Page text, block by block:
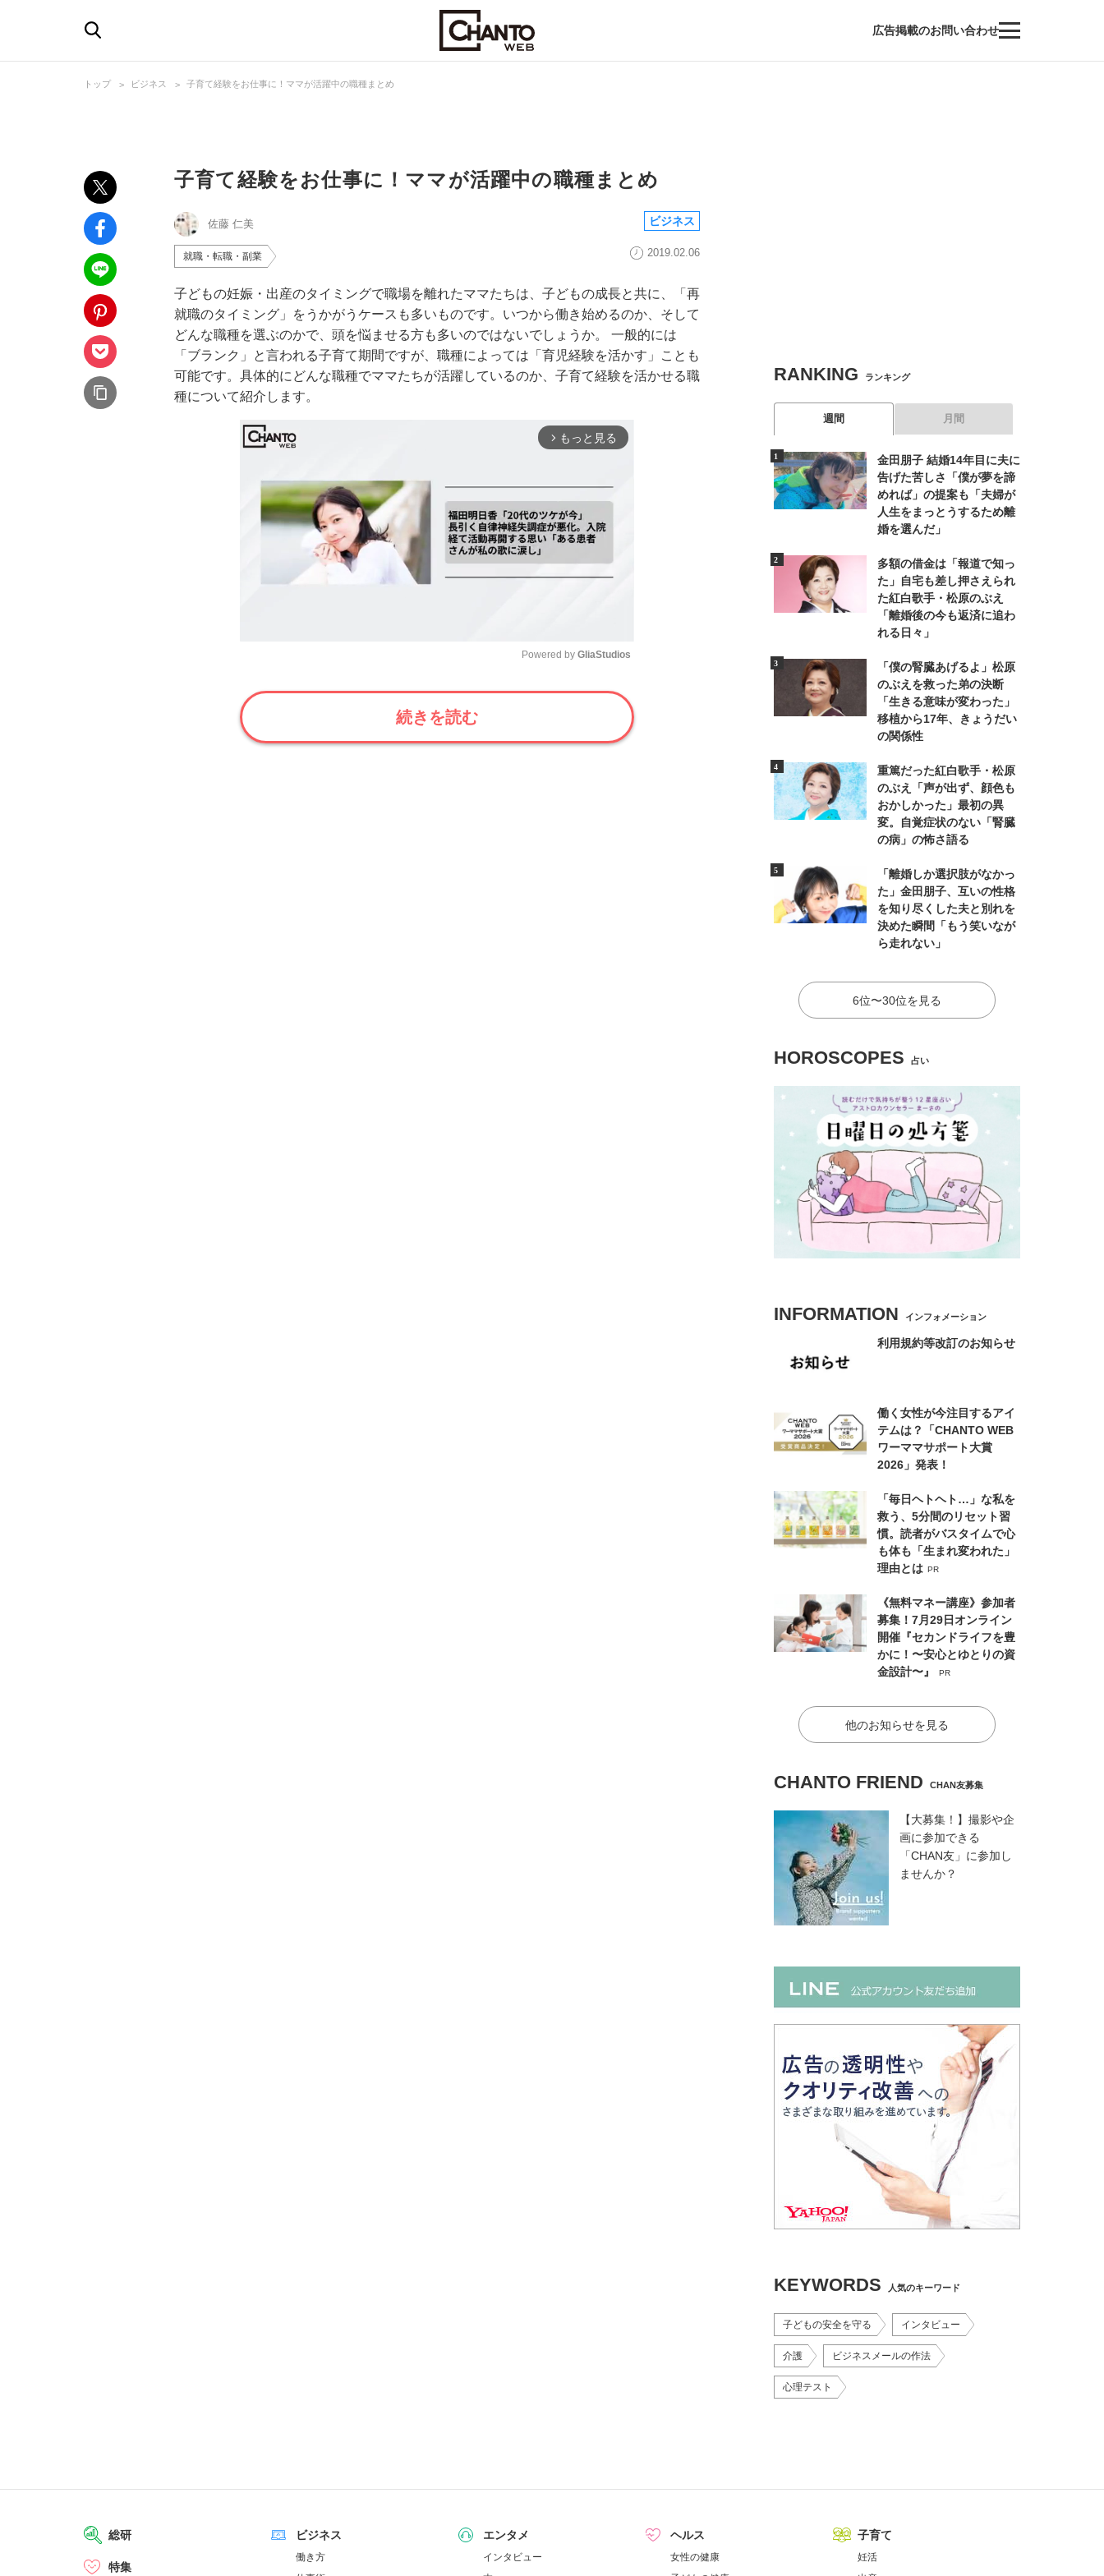
広告掲載のお問い合わせ
トップ ビジネス 子育て経験をお仕事に！ママが活躍中の職種まとめ
子育て経験をお仕事に！ママが活躍中の職種まとめ
佐藤 仁美 ビジネス
就職・転職・副業 2019.02.06
子どもの妊娠・出産のタイミングで職場を離れたママたちは、子どもの成長と共に、「再
就職のタイミング」をうかがうケースも多いものです。いつから働き始めるのか、そして
どんな職種を選ぶのかで、頭を悩ませる方も多いのではないでしょうか。 一般的には
「ブランク」と言われる子育て期間ですが、職種によっては「育児経験を活かす」ことも
可能です。具体的にどんな職種でママたちが活躍しているのか、子育て経験を活かせる職
種について紹介します。
arrow_forward_ios もっと見る
Powered by GliaStudios
続きを読む
RANKING ランキング
週間 月間
金田朋子 結婚14年目に夫に
告げた苦しさ「僕が夢を諦
めれば」の提案も「夫婦が
人生をまっとうするため離
婚を選んだ」
多額の借金は「報道で知っ
た」自宅も差し押さえられ
た紅白歌手・松原のぶえ
「離婚後の今も返済に追わ
れる日々」
「僕の腎臓あげるよ」松原
のぶえを救った弟の決断
「生きる意味が変わった」
移植から17年、きょうだい
の関係性
重篤だった紅白歌手・松原
のぶえ「声が出ず、顔色も
おかしかった」最初の異
変。自覚症状のない「腎臓
の病」の怖さ語る
「離婚しか選択肢がなかっ
た」金田朋子、互いの性格
を知り尽くした夫と別れを
決めた瞬間「もう笑いなが
ら走れない」
6位〜30位を見る
HOROSCOPES 占い
INFORMATION インフォメーション
利用規約等改訂のお知らせ
働く女性が今注目するアイ
テムは？「CHANTO WEB
ワーママサポート大賞
2026」発表！
「毎日ヘトヘト…」な私を
救う、5分間のリセット習
慣。読者がバスタイムで心
も体も「生まれ変われた」
理由とは PR
《無料マネー講座》参加者
募集！7月29日オンライン
開催『セカンドライフを豊
かに！〜安心とゆとりの資
金設計〜』
PR
他のお知らせを見る
CHANTO FRIEND CHAN友募集
【大募集！】撮影や企
画に参加できる
「CHAN友」に参加し
ませんか？
KEYWORDS 人気のキーワード
子どもの安全を守る インタビュー
介護 ビジネスメールの作法
心理テスト
総研
特集
ビジネス
働き方
エンタメ
インタビュー
ヘルス
女性の健康
子育て
妊活